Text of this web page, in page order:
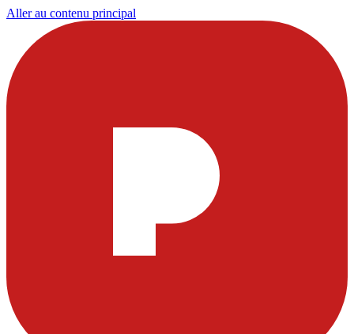
Aller au contenu principal